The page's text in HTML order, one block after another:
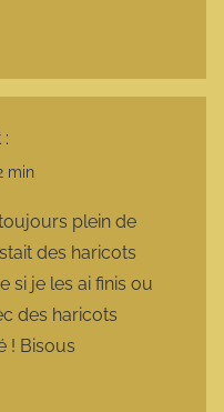
min
plein de
des haricots
si je les ai finis ou
des haricots
! Bisous